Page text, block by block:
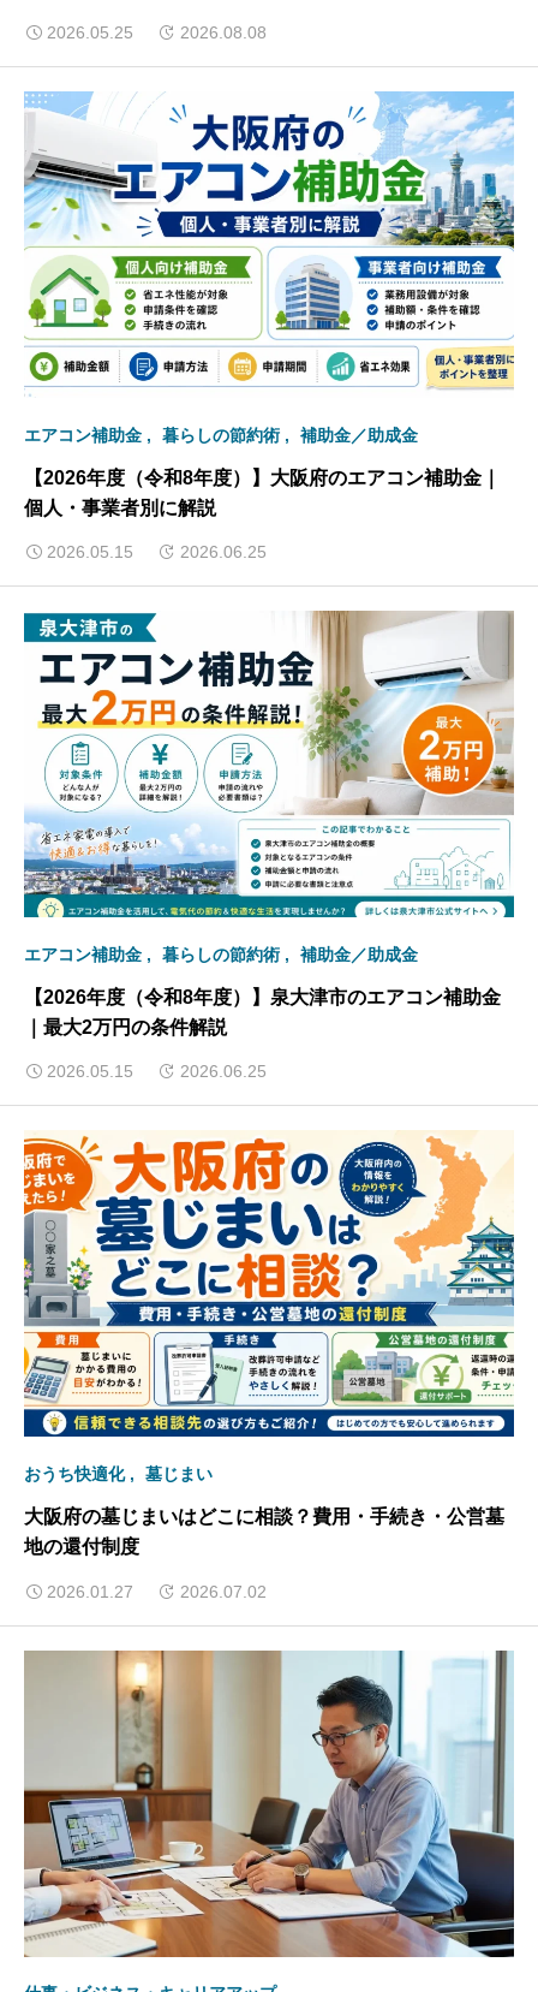
2026.05.25 2026.08.08
エアコン補助金 暮らしの節約術 補助金／助成金
【2026年度（令和8年度）】大阪府のエアコン補助金｜
個人・事業者別に解説
2026.05.15 2026.06.25
エアコン補助金 暮らしの節約術 補助金／助成金
【2026年度（令和8年度）】泉大津市のエアコン補助金
｜最大2万円の条件解説
2026.05.15 2026.06.25
おうち快適化 墓じまい
大阪府の墓じまいはどこに相談？費用・手続き・公営墓
地の還付制度
2026.01.27 2026.07.02